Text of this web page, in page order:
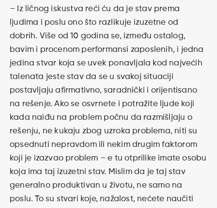
– Iz ličnog iskustva reći ću da je stav prema
ljudima i poslu ono što razlikuje izuzetne od
dobrih. Više od 10 godina se, između ostalog,
bavim i procenom performansi zaposlenih, i jedna
jedina stvar koja se uvek ponavljala kod najvećih
talenata jeste stav da se u svakoj situaciji
postavljaju afirmativno, saradnički i orijentisano
na rešenje. Ako se osvrnete i potražite ljude koji
kada naiđu na problem počnu da razmišljaju o
rešenju, ne kukaju zbog uzroka problema, niti su
opsednuti nepravdom ili nekim drugim faktorom
koji je izazvao problem – e tu otprilike imate osobu
koja ima taj izuzetni stav. Mislim da je taj stav
generalno produktivan u životu, ne samo na
poslu. To su stvari koje, nažalost, nećete naučiti